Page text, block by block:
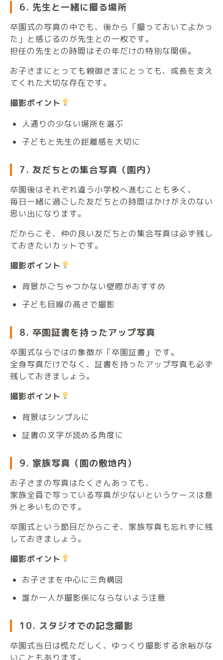
6. 先生と一緒に撮る場所
卒園式の写真の中でも、後から「撮っておいてよかっ
た」と感じるのが先生との一枚です。
担任の先生との時間はその年だけの特別な関係。
お子さまにとっても親御さまにとっても、成長を支え
てくれた大切な存在です。
撮影ポイント
人通りの少ない場所を選ぶ
子どもと先生の距離感を大切に
7. 友だちとの集合写真（園内）
卒園後はそれぞれ違う小学校へ進むことも多く、
毎日一緒に過ごした友だちとの時間はかけがえのない
思い出になります。
だからこそ、仲の良い友だちとの集合写真は必ず残し
ておきたいカットです。
撮影ポイント
背景がごちゃつかない壁際がおすすめ
子ども目線の高さで撮影
8. 卒園証書を持ったアップ写真
卒園式ならではの象徴が「卒園証書」です。
全身写真だけでなく、証書を持ったアップ写真も必ず
残しておきましょう。
撮影ポイント
背景はシンプルに
証書の文字が読める角度に
9. 家族写真（園の敷地内）
お子さまの写真はたくさんあっても、
家族全員で写っている写真が少ないというケースは意
外と多いものです。
卒園式という節目だからこそ、家族写真も忘れずに残
しておきましょう。
撮影ポイント
お子さまを中心に三角構図
誰か一人が撮影係にならないよう注意
10. スタジオでの記念撮影
卒園式当日は慌ただしく、ゆっくり撮影する余裕がな
いこともあります。